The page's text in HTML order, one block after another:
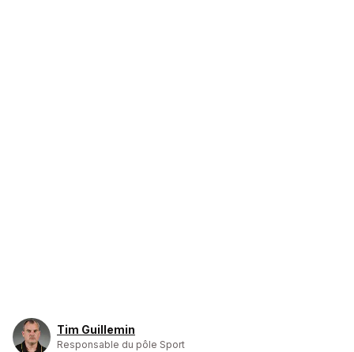
Tim Guillemin
Responsable du pôle Sport